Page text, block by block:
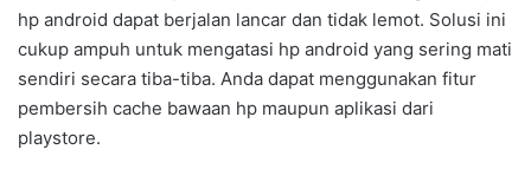
hp android dapat berjalan lancar dan tidak lemot. Solusi ini
cukup ampuh untuk mengatasi hp android yang sering mati
sendiri secara tiba-tiba. Anda dapat menggunakan fitur
pembersih cache bawaan hp maupun aplikasi dari
playstore.